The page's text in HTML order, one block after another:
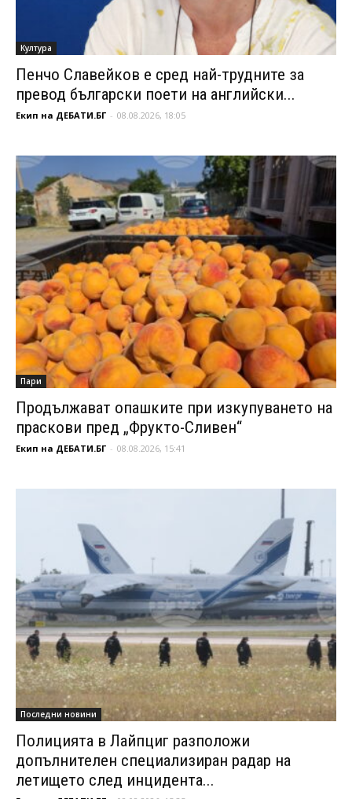
Култура
Пенчо Славейков е сред най-трудните за
превод български поети на английски...
Екип на ДЕБАТИ.БГ - 08.08.2026, 18:05
Пари
Продължават опашките при изкупуването на
праскови пред „Фрукто-Сливен“
Екип на ДЕБАТИ.БГ - 08.08.2026, 15:41
Последни новини
Полицията в Лайпциг разположи
допълнителен специализиран радар на
летището след инцидента...